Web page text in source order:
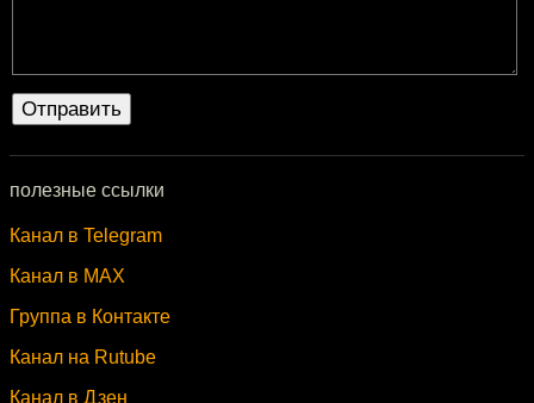
полезные ссылки
Канал в Telegram
Канал в MAX
Группа в Контакте
Канал на Rutube
Канал в Дзен